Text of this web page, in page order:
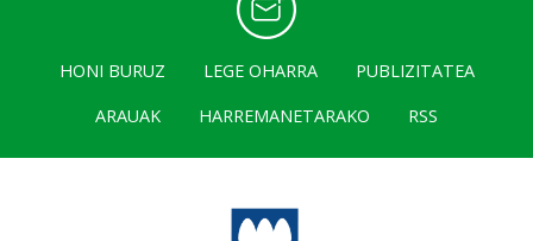
HONI BURUZ LEGE OHARRA
PUBLIZITATEA
ARAUAK
HARREMANETARAKO RSS